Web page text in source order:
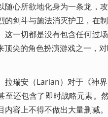
随心所欲地化身为一条龙，
的剑斗与施法消灭护卫，在
这一切都是没有包含任何过
顶尖的角色扮演游戏之一，
拉瑞安（Larian）对于《神
至还包含了即时战略元素。
内容上不得不做出大量删减